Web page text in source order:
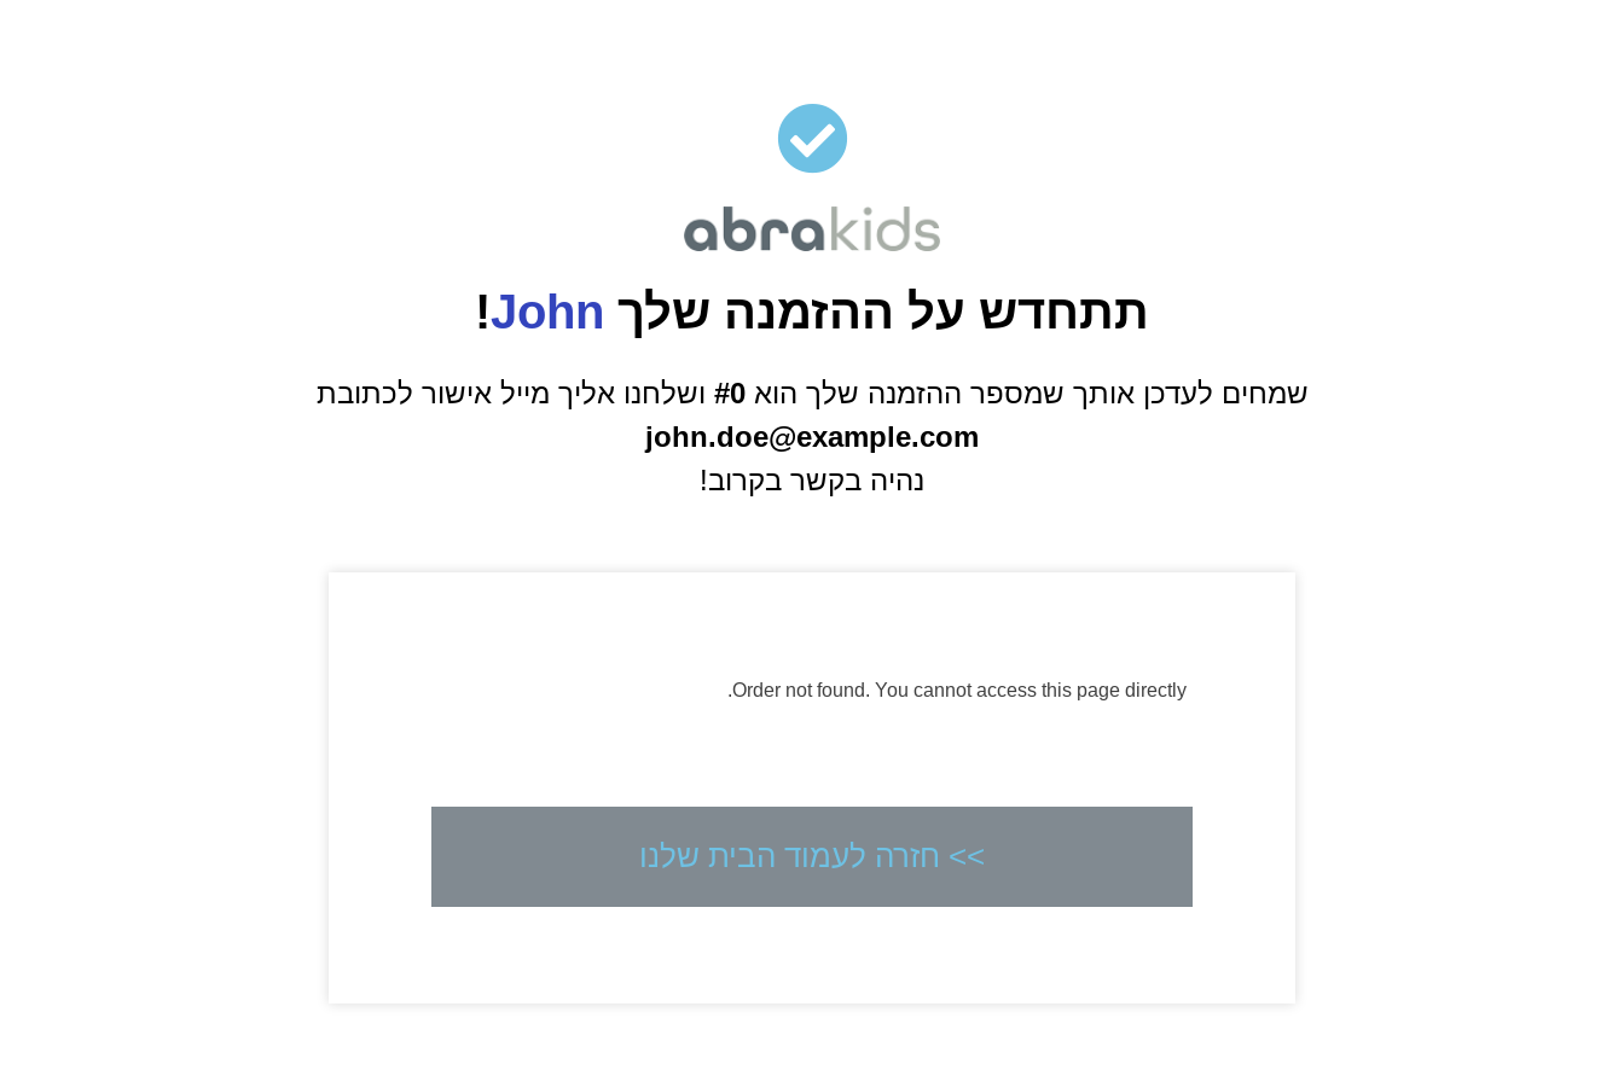
תתחדש על ההזמנה שלך John
!
שמחים לעדכן אותך שמספר ההזמנה שלך הוא#0 ושלחנו אליך מייל אישור לכתובת
john.doe@example.com
נהיה בקשר בקרוב!
Order not found. You cannot access this page directly.
>> חזרה לעמוד הבית שלנו